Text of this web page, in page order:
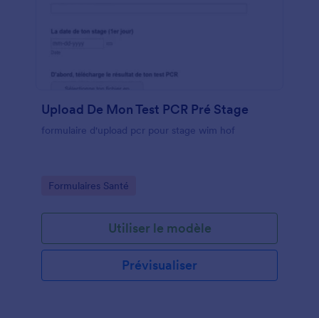
Upload De Mon Test PCR Pré Stage
formulaire d'upload pcr pour stage wim hof
Go to Category:
Formulaires Santé
Utiliser le modèle
Prévisualiser